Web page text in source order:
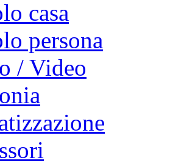
casa
persona
/ Video